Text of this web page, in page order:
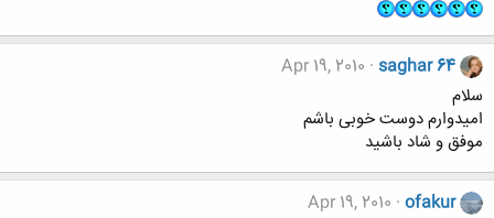
saghar 64
Apr 19, 2010
سلام
امیدوارم دوست خوبی باشم
موفق و شاد باشید
ofakur
Apr 19, 2010